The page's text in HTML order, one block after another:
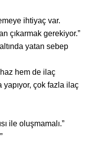
ihtiyaç var.
çıkarmak gerekiyor.”
yatan sebep
hem de ilaç
yapıyor, çok fazla ilaç
ile oluşmamalı.”